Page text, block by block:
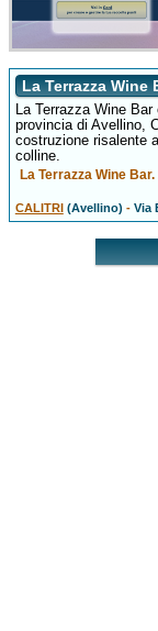
La Terrazza Wine
La Terrazza Wine
provincia di Avellino,
costruzione risalente
colline.
La Terrazza Wine
CALITRI(Avellino) -Via